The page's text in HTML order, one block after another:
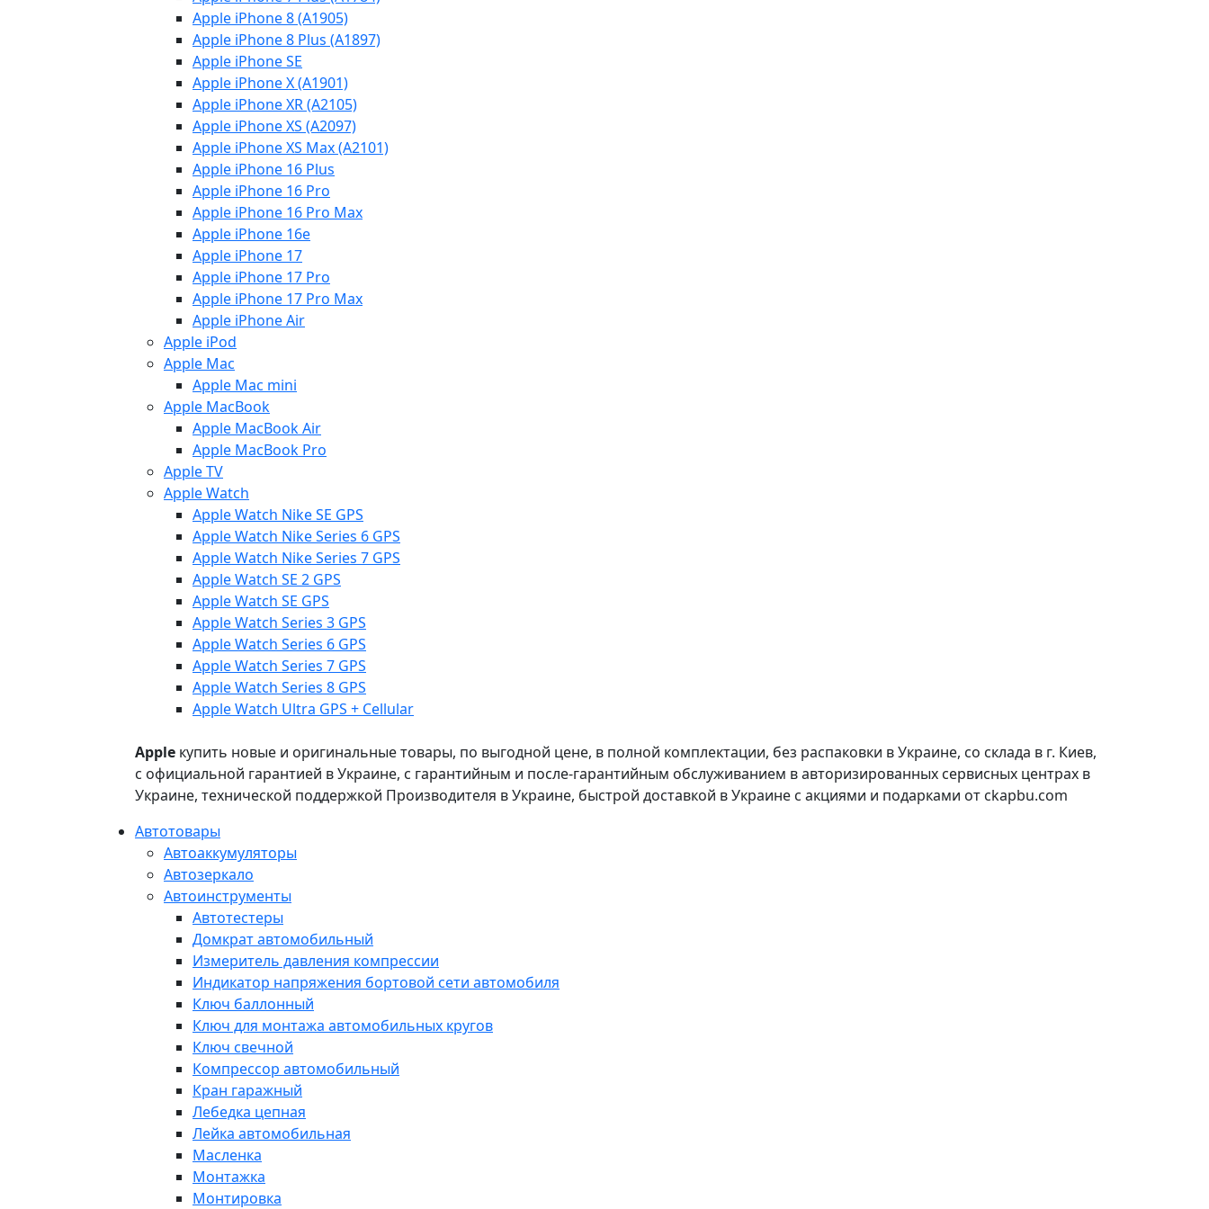
Apple iPhone 8 (A1905)
Apple iPhone 8 Plus (A1897)
Apple iPhone SE
Apple iPhone X (A1901)
Apple iPhone XR (A2105)
Apple iPhone XS (A2097)
Apple iPhone XS Max (A2101)
Apple iPhone 16 Plus
Apple iPhone 16 Pro
Apple iPhone 16 Pro Max
Apple iPhone 16e
Apple iPhone 17
Apple iPhone 17 Pro
Apple iPhone 17 Pro Max
Apple iPhone Air
Apple iPod
Apple Mac
Apple Mac mini
Apple MacBook
Apple MacBook Air
Apple MacBook Pro
Apple TV
Apple Watch
Apple Watch Nike SE GPS
Apple Watch Nike Series 6 GPS
Apple Watch Nike Series 7 GPS
Apple Watch SE 2 GPS
Apple Watch SE GPS
Apple Watch Series 3 GPS
Apple Watch Series 6 GPS
Apple Watch Series 7 GPS
Apple Watch Series 8 GPS
Apple Watch Ultra GPS + Cellular
Apple купить новые и оригинальные товары, по выгодной цене, в полной комплектации, без распаковки в Украине, со склада в г. Киев,
с официальной гарантией в Украине, с гарантийным и после-гарантийным обслуживанием в авторизированных сервисных центрах в
Украине, технической поддержкой Производителя в Украине, быстрой доставкой в Украине с акциями и подарками от ckapbu.com
Автотовары
Автоаккумуляторы
Автозеркало
Автоинструменты
Автотестеры
Домкрат автомобильный
Измеритель давления компрессии
Индикатор напряжения бортовой сети автомобиля
Ключ баллонный
Ключ для монтажа автомобильных кругов
Ключ свечной
Компрессор автомобильный
Кран гаражный
Лебедка цепная
Лейка автомобильная
Масленка
Монтажка
Монтировка